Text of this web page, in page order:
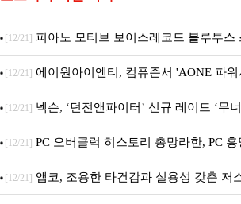
[12/21] 피아노 모티브 보이스레코드 블루투스
출시
[12/21] 에이원아이엔티, 컴퓨존서 'AONE 파
음.ZIP' 이벤트 진행
[12/21] 넥슨, ‘던전앤파이터’ 신규 레이드 ‘무
데이트!
[12/21] PC 오버클럭 히스토리 총망라한, PC
특집(1-4편)
[12/21] 앱코, 조용한 타건감과 실용성 갖춘 저